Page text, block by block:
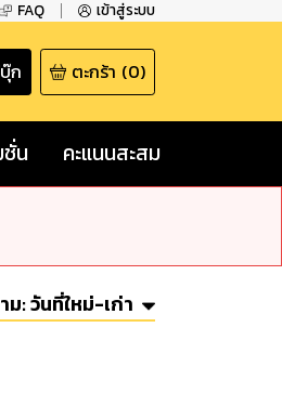
FAQ เข้าสู่ระบบ
ก ตะกร้า (0)
ชั่น คะแนนสะสม
ม:วันที่ใหม่-เก่า